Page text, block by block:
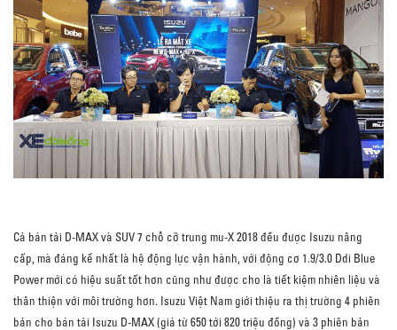
Cả bán tải D-MAX và SUV 7 chỗ cỡ trung mu-X 2018 đều được Isuzu nâng
cấp, mà đáng kể nhất là hệ động lực vận hành, với động cơ 1.9/3.0 Ddi Blue
Power mới có hiệu suất tốt hơn cũng như được cho là tiết kiệm nhiên liệu và
thân thiện với môi trường hơn. Isuzu Việt Nam giới thiệu ra thị trường 4 phiên
bản cho bán tải Isuzu D-MAX (giá từ 650 tới 820 triệu đồng) và 3 phiên bản